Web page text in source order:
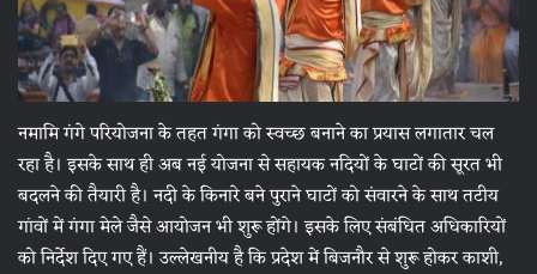
नमामि गंगे परियोजना के तहत गंगा को स्वच्छ बनाने का प्रयास लगातार चल
रहा है। इसके साथ ही अब नई योजना से सहायक नदियों के घाटों की सूरत भी
बदलने की तैयारी है। नदी के किनारे बने पुराने घाटों को संवारने के साथ तटीय
गांवों में गंगा मेले जैसे आयोजन भी शुरू होंगे। इसके लिए संबंधित अधिकारियों
को निर्देश दिए गए हैं। उल्लेखनीय है कि प्रदेश में बिजनौर से शुरू होकर काशी,